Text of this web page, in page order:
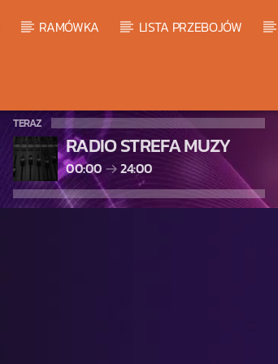
RAMÓWKA LISTA PRZEBOJÓW
TERAZ
RADIO STREFA MUZY
00:00 24:00